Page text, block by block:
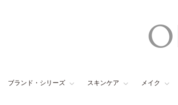
ブランド・シリーズ スキンケア メイク